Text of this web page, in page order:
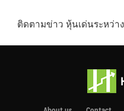
ติดตามข่าว หุ้นเด่นระหว่า